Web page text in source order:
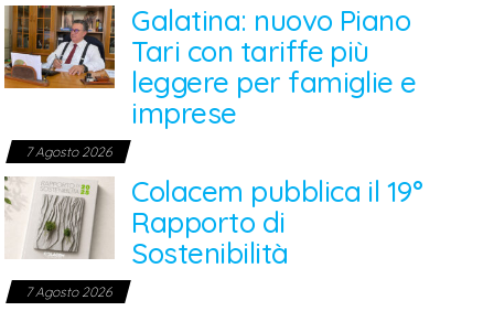
Galatina: nuovo Piano
Tari con tariffe più
leggere per famiglie e
imprese
7 Agosto 2026
Colacem pubblica il 19°
Rapporto di
Sostenibilità
7 Agosto 2026